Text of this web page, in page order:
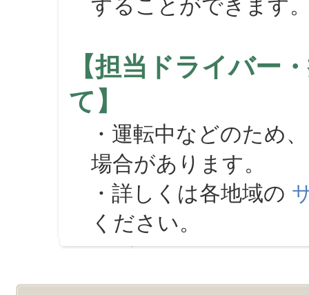
することができます
【担当ドライバー
て】
・運転中などのため
場合があります。
・詳しくは各地域の
ください。